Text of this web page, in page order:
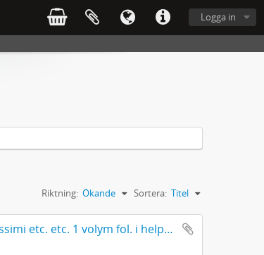
Logga in
Sortera: Titel
Riktning: Ökande
Påvliga traktater under Gregorius XV:s pontifikat. Instruttione a nuntio Massimi etc. etc. 1 volym fol. i helpergamentband köpt av J. G. Sparwenfeld i Madrid 6 maj 1690